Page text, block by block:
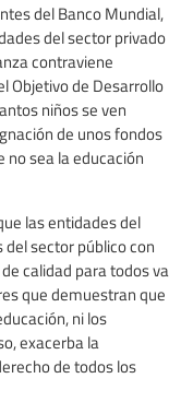
del Banco Mundial,
del sector privado
contraviene
Objetivo de Desarrollo
niños se ven
de unos fondos
no sea la educación
las entidades del
sector público con
calidad para todos va
que demuestran que
ni los
exacerba la
de todos los